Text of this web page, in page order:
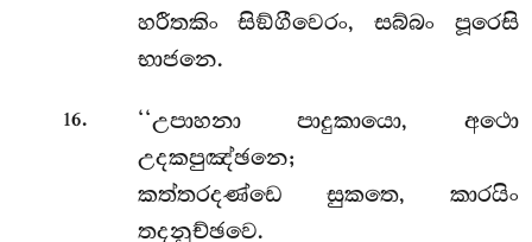
හරීතකිං සිඞ්ගීවෙරං, සබ්බං පූරෙසි
භාජනෙ.
16.
‘‘උපාහනා පාදුකායො, අථො
උදකපුඤ්ඡනෙ;
කත්තරදණ්ඩෙ සුකතෙ, කාරයිං
තදනුච්ඡවෙ.